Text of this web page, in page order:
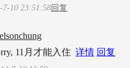
回复
7-10 23:51:58
11月才能入住 详情 回复